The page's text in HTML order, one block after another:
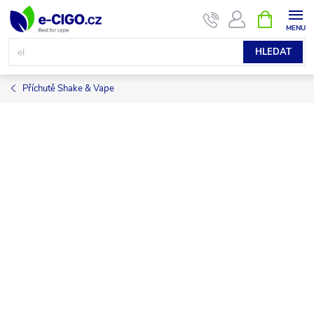
Přejít
obsah
HLEDAT
NÁKUPNÍ
KOŠÍK
Příchutě Shake & Vape